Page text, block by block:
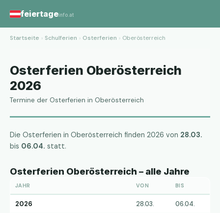
feiertageinfo.at
Startseite › Schulferien › Osterferien › Oberösterreich
Osterferien Oberösterreich
2026
Termine der Osterferien in Oberösterreich
Die Osterferien in Oberösterreich finden 2026 von 28.03.
bis 06.04. statt.
Osterferien Oberösterreich – alle Jahre
JAHR VON BIS
2026 28.03. 06.04.